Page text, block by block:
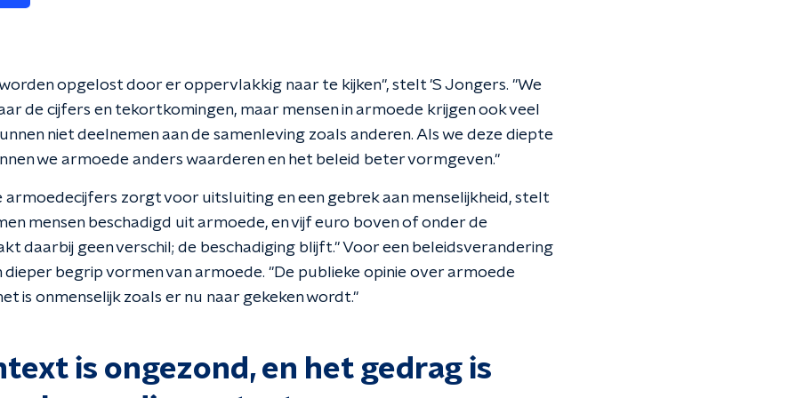
opgelost door er oppervlakkig naar te kijken", stelt 'S Jongers. "We
de cijfers en tekortkomingen, maar mensen in armoede krijgen ook veel
niet deelnemen aan de samenleving zoals anderen. Als we deze diepte
we armoede anders waarderen en het beleid beter vormgeven."
armoedecijfers zorgt voor uitsluiting en een gebrek aan menselijkheid, stelt
mensen beschadigd uit armoede, en vijf euro boven of onder de
daarbij geen verschil; de beschadiging blijft." Voor een beleidsverandering
dieper begrip vormen van armoede. "De publieke opinie over armoede
is onmenselijk zoals er nu naar gekeken wordt."
is ongezond, en het gedrag is